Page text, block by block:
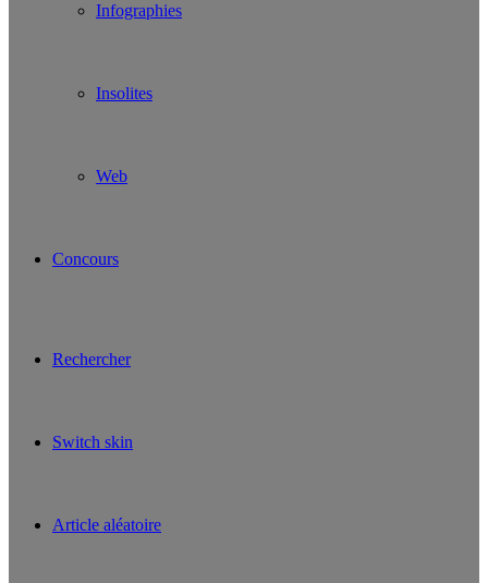
Infographies
Insolites
Web
Concours
Rechercher
Switch skin
Article aléatoire